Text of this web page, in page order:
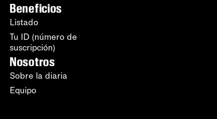
Beneficios
Listado
Tu ID (número de
suscripción)
Nosotros
Sobre la diaria
Equipo